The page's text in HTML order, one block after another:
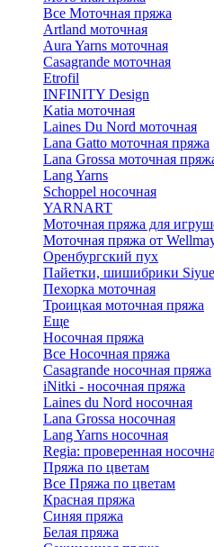
Все Моточная пряжа
Artland моточная
Aura Yarns моточная
Casagrande моточная
Etrofil
INFINITY Design
Katia моточная
Laines Du Nord моточная
Lana Gatto моточная пряжа
Lana Grossa моточная
Lang Yarns
Schoppel носочная
YARNART
Моточная пряжа для
Моточная пряжа от
Оренбургский пух
Пайетки, шишибрики Siyue
Пехорка моточная
Троицкая моточная пряжа
Еще
Носочная пряжа
Все Носочная пряжа
Casagrande носочная пряжа
iNitki - носочная пряжа
Laines du Nord носочная
Lana Grossa носочная
Lang Yarns носочная
Regia: проверенная
Пряжа по цветам
Все Пряжа по цветам
Красная пряжа
Синяя пряжа
Белая пряжа